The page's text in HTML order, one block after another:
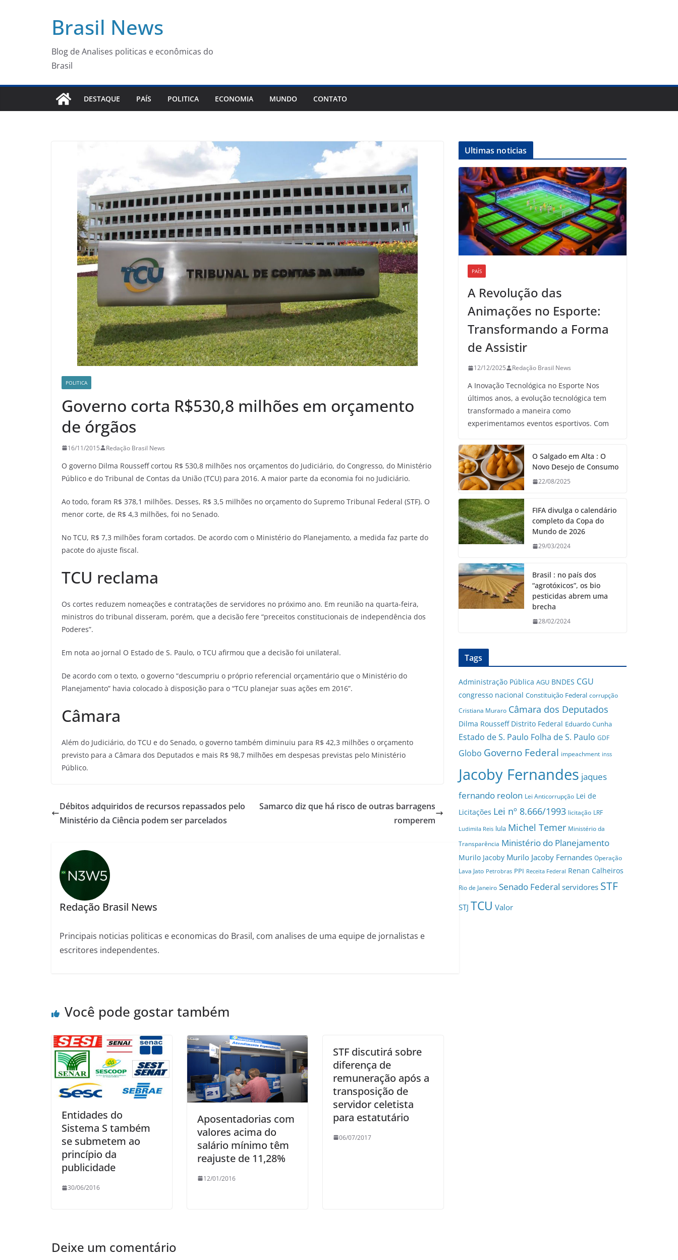
Brasil News
Blog de Analises politicas e econômicas do
Brasil
DESTAQUE PAÍS POLITICA ECONOMIA MUNDO CONTATO
POLITICA
Governo corta R$530,8 milhões em orçamento
de órgãos
16/11/2015 Redação Brasil News
O governo Dilma Rousseff cortou R$ 530,8 milhões nos orçamentos do Judiciário, do Congresso, do Ministério
Público e do Tribunal de Contas da União (TCU) para 2016. A maior parte da economia foi no Judiciário.
Ao todo, foram R$ 378,1 milhões. Desses, R$ 3,5 milhões no orçamento do Supremo Tribunal Federal (STF). O
menor corte, de R$ 4,3 milhões, foi no Senado.
No TCU, R$ 7,3 milhões foram cortados. De acordo com o Ministério do Planejamento, a medida faz parte do
pacote do ajuste fiscal.
TCU reclama
Os cortes reduzem nomeações e contratações de servidores no próximo ano. Em reunião na quarta-feira,
ministros do tribunal disseram, porém, que a decisão fere “preceitos constitucionais de independência dos
Poderes”.
Em nota ao jornal O Estado de S. Paulo, o TCU afirmou que a decisão foi unilateral.
De acordo com o texto, o governo “descumpriu o próprio referencial orçamentário que o Ministério do
Planejamento” havia colocado à disposição para o “TCU planejar suas ações em 2016”.
Câmara
Além do Judiciário, do TCU e do Senado, o governo também diminuiu para R$ 42,3 milhões o orçamento
previsto para a Câmara dos Deputados e mais R$ 98,7 milhões em despesas previstas pelo Ministério
Público.
Débitos adquiridos de recursos repassados pelo
Ministério da Ciência podem ser parcelados
Samarco diz que há risco de outras barragens
romperem
Redação Brasil News
Principais noticias politicas e economicas do Brasil, com analises de uma equipe de jornalistas e
escritores independentes.
Você pode gostar também
Entidades do
Sistema S também
se submetem ao
princípio da
publicidade
30/06/2016
Aposentadorias com
valores acima do
salário mínimo têm
reajuste de 11,28%
12/01/2016
STF discutirá sobre
diferença de
remuneração após a
transposição de
servidor celetista
para estatutário
06/07/2017
Deixe um comentário
Ultimas noticias
PAÍS
A Revolução das
Animações no Esporte:
Transformando a Forma
de Assistir
12/12/2025 Redação Brasil News
A Inovação Tecnológica no Esporte Nos
últimos anos, a evolução tecnológica tem
transformado a maneira como
experimentamos eventos esportivos. Com
O Salgado em Alta : O
Novo Desejo de Consumo
22/08/2025
FIFA divulga o calendário
completo da Copa do
Mundo de 2026
29/03/2024
Brasil : no país dos
“agrotóxicos”, os bio
pesticidas abrem uma
brecha
28/02/2024
Tags
Administração Pública AGU BNDES CGU
congresso nacional Constituição Federal corrupção
Cristiana Muraro Câmara dos Deputados
Dilma Rousseff Distrito Federal Eduardo Cunha
Estado de S. Paulo Folha de S. Paulo GDF
Globo Governo Federal impeachment inss
Jacoby Fernandes jaques
fernando reolon Lei Anticorrupção Lei de
Licitações Lei nº 8.666/1993 licitação LRF
Ludimila Reis lula Michel Temer Ministério da
Transparência Ministério do Planejamento
Murilo Jacoby Murilo Jacoby Fernandes Operação
Lava Jato Petrobras PPI Receita Federal Renan Calheiros
Rio de Janeiro Senado Federal servidores STF
STJ TCU Valor